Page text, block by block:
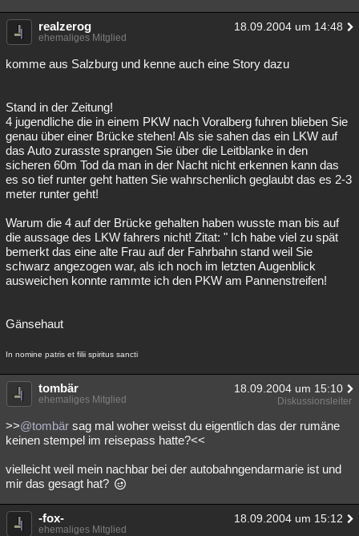
realzerog 18.09.2004 um 14:48
ehemaliges Mitglied
komme aus Salzburg und kenne auch eine Story dazu
Stand in der Zeitung!
4 jugendliche die in einem PKW nach Voralberg fuhren blieben Sie
genau über einer Brücke stehen! Als sie sahen das ein LKW auf
das Auto zurasste sprangen Sie über die Leitblanke in den
sicheren 60m Tod da man in der Nacht nicht erkennen kann das
es so tief runter geht hatten Sie wahrschenlich geglaubt das es 2-3
meter runter geht!
Warum die 4 auf der Brücke gehalten haben wusste man bis auf
die aussage des LKW fahrers nicht! Zitat: " Ich habe viel zu spät
bemerkt das eine alte Frau auf der Fahrbahn stand weil Sie
schwarz angezogen war, als ich noch im letzten Augenblick
ausweichen konnte rammte ich den PKW am Pannenstreifen!
Gänsehaut
In nomine patris et filii spiritus sancti
tombär 18.09.2004 um 15:10
ehemaliges Mitglied Diskussionsleiter
>>@tombär sag mal woher weisst du eigentlich das der rumäne
keinen stempel im reisepass hatte?<<
vielleicht weil mein nachbar bei der autobahngendarmarie ist und
mir das gesagt hat?
-fox- 18.09.2004 um 15:12
ehemaliges Mitglied